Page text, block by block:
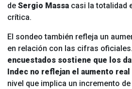
de Sergio Massa casi la totalidad
crítica.
El sondeo también refleja un
en relación con las cifras oficiales.
encuestados sostiene que los
Indec no reflejan el aumento
nivel que implica un incremento